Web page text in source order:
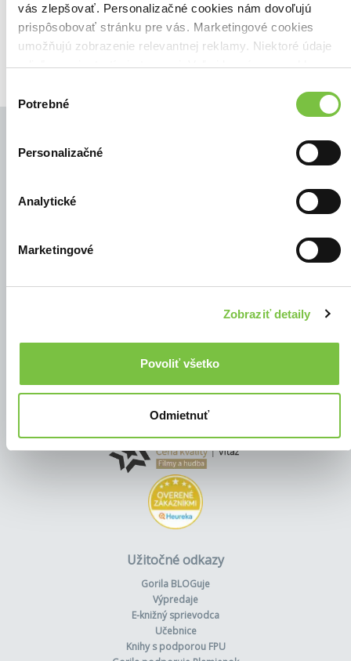
vás zlepšovať. Personalizačné cookies nám dovoľujú
prispôsobovať stránku pre vás. Marketingové cookies
umožňujú zobrazenie relevantnej reklamy. Niektoré údaje
zdieľame aj s tretími stranami. Veľmi by nám pomohlo,
súhlasu
Potrebné
Personalizačné
Analytické
Marketingové
Zobraziť detaily
Povoliť všetko
Odmietnuť
Užitočné odkazy
Gorila BLOGuje
Výpredaje
E-knižný sprievodca
Učebnice
Knihy s podporou FPU